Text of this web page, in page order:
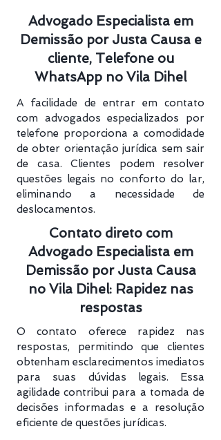
Advogado Especialista em
Demissão por Justa Causa e
cliente, Telefone ou
WhatsApp no Vila Dihel
A facilidade de entrar em contato
com advogados especializados por
telefone proporciona a comodidade
de obter orientação jurídica sem sair
de casa. Clientes podem resolver
questões legais no conforto do lar,
eliminando a necessidade de
deslocamentos.
Contato direto com
Advogado Especialista em
Demissão por Justa Causa
no Vila Dihel: Rapidez nas
respostas
O contato oferece rapidez nas
respostas, permitindo que clientes
obtenham esclarecimentos imediatos
para suas dúvidas legais. Essa
agilidade contribui para a tomada de
decisões informadas e a resolução
eficiente de questões jurídicas.